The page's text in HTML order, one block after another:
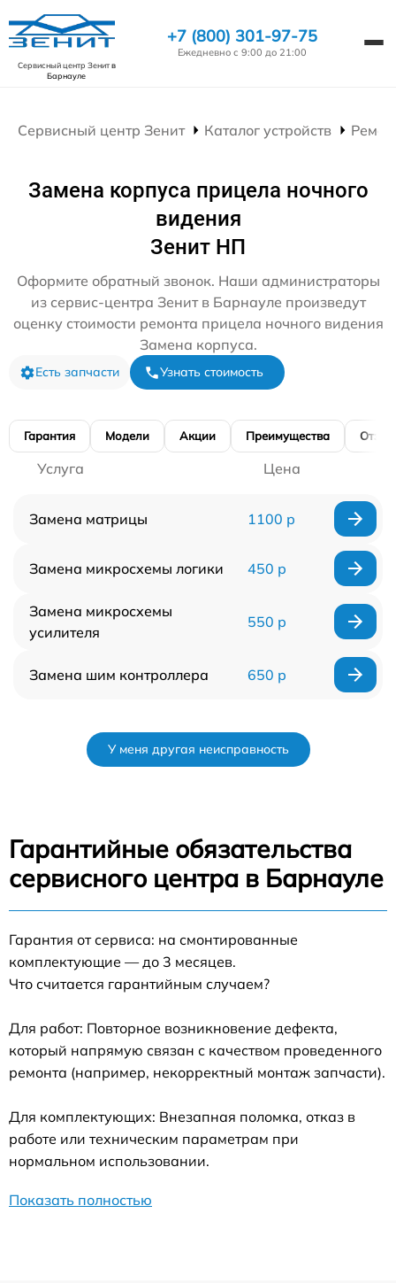
Сервисный центр Зенитв
Барнауле
+7 (800) 301-97-75
Ежедневно с 9:00 до 21:00
Сервисный центр Зенит Каталог устройств
Замена корпуса прицела ночного
видения
Зенит НП
Оформите обратный звонок. Наши администраторы
из сервис-центра Зенит в Барнауле произведут
оценку стоимости ремонта прицела ночного видения
Замена корпуса.
Есть запчасти Узнать стоимость
Гарантия Модели Акции Преимущества
Услуга Цена
Замена матрицы 1100 р
Замена микросхемы логики 450 р
Замена микросхемы
усилителя
550 р
Замена шим контроллера 650 р
У меня другая неисправность
Гарантийные обязательства
сервисного центра в Барнауле
Гарантия от сервиса: на смонтированные
комплектующие — до 3 месяцев.
Что считается гарантийным случаем?
Для работ: Повторное возникновение дефекта,
который напрямую связан с качеством проведенного
ремонта (например, некорректный монтаж запчасти).
Для комплектующих: Внезапная поломка, отказ в
работе или техническим параметрам при
нормальном использовании.
Показать полностью